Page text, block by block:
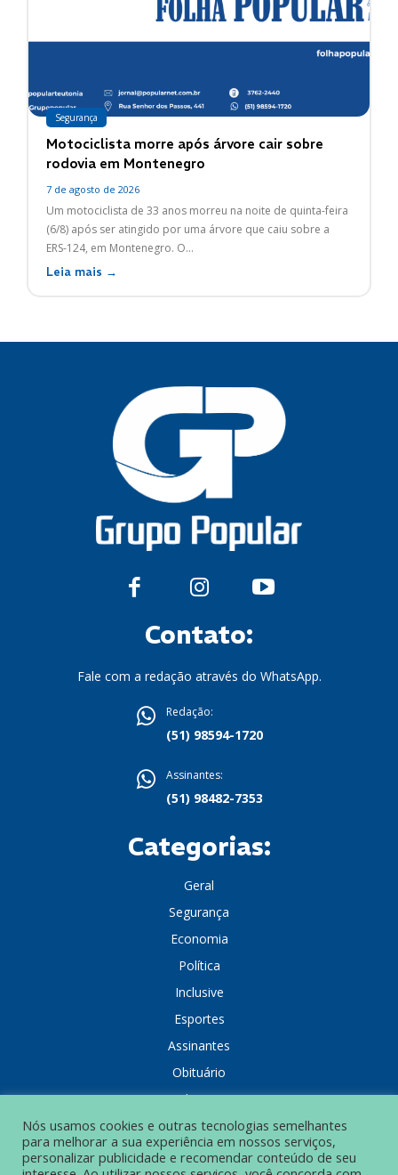
Segurança
Motociclista morre após árvore cair sobre
rodovia em Montenegro
7 de agosto de 2026
Um motociclista de 33 anos morreu na noite de quinta-feira
(6/8) após ser atingido por uma árvore que caiu sobre a
ERS-124, em Montenegro. O...
Leia mais →
Contato:
Fale com a redação através do WhatsApp.
Redação:
(51) 98594-1720
Assinantes:
(51) 98482-7353
Categorias:
Geral
Segurança
Economia
Política
Inclusive
Esportes
Assinantes
Obituário
Colunistas
Nós usamos cookies e outras tecnologias semelhantes
para melhorar a sua experiência em nossos serviços,
personalizar publicidade e recomendar conteúdo de seu